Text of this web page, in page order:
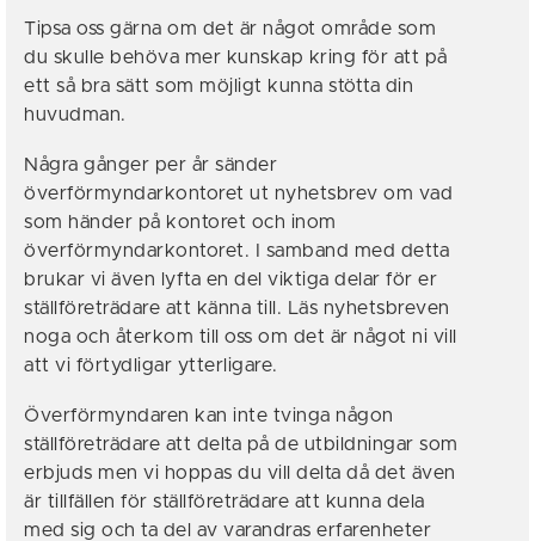
Tipsa oss gärna om det är något område som
du skulle behöva mer kunskap kring för att på
ett så bra sätt som möjligt kunna stötta din
huvudman.
Några gånger per år sänder
överförmyndarkontoret ut nyhetsbrev om vad
som händer på kontoret och inom
överförmyndarkontoret. I samband med detta
brukar vi även lyfta en del viktiga delar för er
ställföreträdare att känna till. Läs nyhetsbreven
noga och återkom till oss om det är något ni vill
att vi förtydligar ytterligare.
Överförmyndaren kan inte tvinga någon
ställföreträdare att delta på de utbildningar som
erbjuds men vi hoppas du vill delta då det även
är tillfällen för ställföreträdare att kunna dela
med sig och ta del av varandras erfarenheter